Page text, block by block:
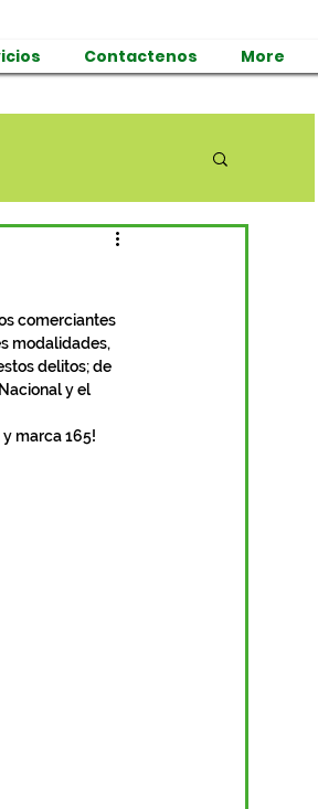
Contactenos More
comerciantes
modalidades,
delitos; de
y el
marca 165!